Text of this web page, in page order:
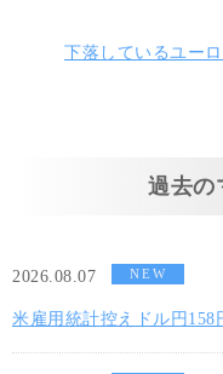
下落しているユー
過去の
2026.08.07 NEW
米雇用統計控えドル円158